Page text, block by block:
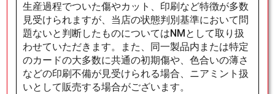
生産過程でついた傷やカット、印刷など特徴が多数
見受けられますが、当店の状態判別基準において問
題ないと判断したものについてはNMとして取り扱
わせていただきます。また、同一製品内または特定
のカードの大多数に共通の初期傷や、色合いの薄さ
などの印刷不備が見受けられる場合、ニアミント扱
いとして販売する場合がございます。